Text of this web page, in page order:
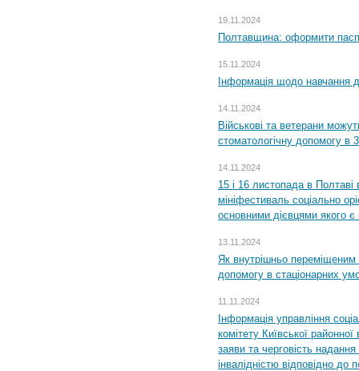
19.11.2024
Полтавщина: оформити
15.11.2024
Інформація щодо навчання
14.11.2024
Військові та ветерани
стоматологічну допомогу в
14.11.2024
15 і 16 листопада в
мініфестиваль соціально
основними дієвцями якого є
13.11.2024
Як внутрішньо переміщеним
допомогу в стаціонарних
11.11.2024
Інформація управління
комітету Київської
заяви та черговість надання
інвалідністю відповідно